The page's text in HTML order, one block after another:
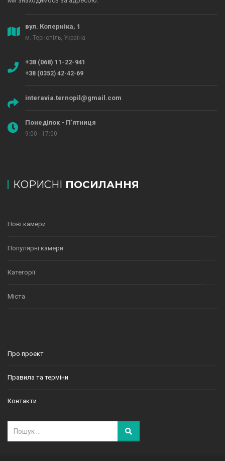
вул. Коперніка, 1
м. Тернопіль, Україна
+38 (068) 11-22-941
+38 (0352) 42-42-69
interavia.ternopil@gmail.com
Понеділок - П'ятниця
9:00 - 17:00
КОРИСНІ ПОСИЛАННЯ
Нові камери
Популярні камери
Категорії
Міста
Про проект
Правила та терміни
Контакти